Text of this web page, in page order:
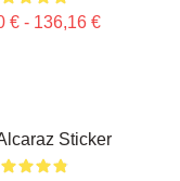
€ - 136,16 €
Sticker